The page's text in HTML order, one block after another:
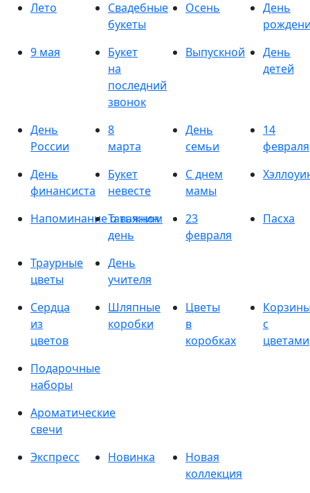
Лето
Свадебные
букеты
Осень
День
9 мая
Букет
на
последний
звонок
Выпускной
День
детей
День
России
8
марта
День
семьи
14
февраля
День
финансиста
Букет
невесте
С днем
мамы
Напоминание о важном
Татьянин
день
23
февраля
Пасха
Траурные
цветы
День
учителя
Сердца
из
цветов
Шляпные
коробки
Цветы
в
коробках
с
цветами
Подарочные
наборы
Ароматические
свечи
Экспресс
Новинка
Новая
коллекция